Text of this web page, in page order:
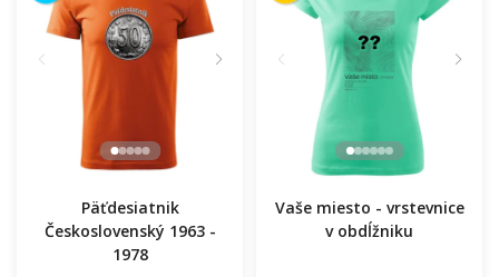
Päťdesiatnik
Československý 1963 -
1978
Vaše miesto - vrstevnice
v obdĺžniku